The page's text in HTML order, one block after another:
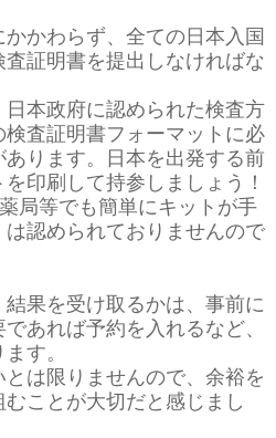
かわらず、全ての日本入国
証明書を提出しなければな
本政府に認められた検査方
査証明書フォーマットに必
ります。日本を出発する前
印刷して持参しましょう！
局等でも簡単にキットが手
認められておりませんので
果を受け取るかは、事前に
あれば予約を入れるなど、
す。
は限りませんので、余裕を
ことが大切だと感じまし